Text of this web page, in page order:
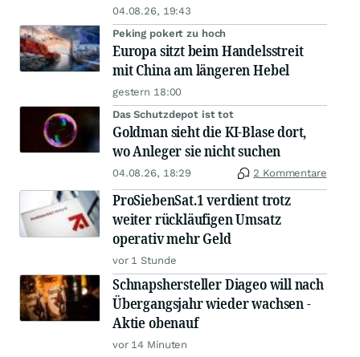
04.08.26, 19:43
Peking pokert zu hoch
Europa sitzt beim Handelsstreit
mit China am längeren Hebel
gestern 18:00
Das Schutzdepot ist tot
Goldman sieht die KI-Blase dort,
wo Anleger sie nicht suchen
04.08.26, 18:29 2 Kommentare
ProSiebenSat.1 verdient trotz
weiter rückläufigen Umsatz
operativ mehr Geld
vor 1 Stunde
Schnapshersteller Diageo will nach
Übergangsjahr wieder wachsen -
Aktie obenauf
vor 14 Minuten